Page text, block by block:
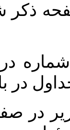
ذکر
در
در